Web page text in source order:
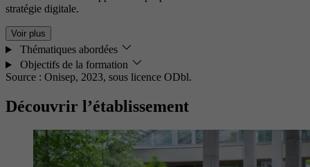
stratégie digitale.
Voir plus
Thématiques abordées
Objectifs de la formation
Source : Onisep, 2023, sous licence ODbl.
Découvrir l’établissement